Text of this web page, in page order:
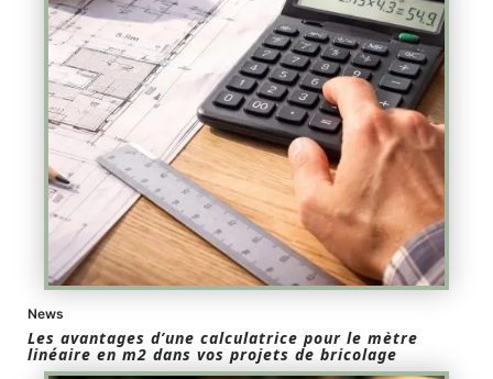
News
Les avantages d’une calculatrice pour le mètre
linéaire en m2 dans vos projets de bricolage